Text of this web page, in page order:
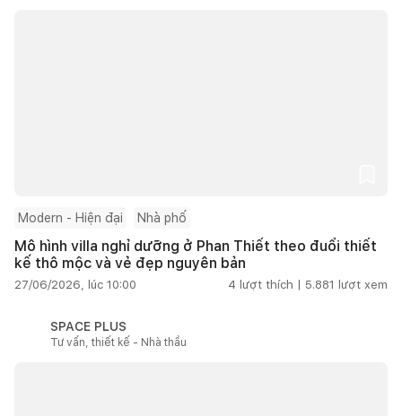
Modern - Hiện đại Nhà phố
Mô hình villa nghỉ dưỡng ở Phan Thiết theo đuổi thiết
kế thô mộc và vẻ đẹp nguyên bản
27/06/2026, lúc 10:00 4 lượt thích | 5.881 lượt xem
SPACE PLUS
Tư vấn, thiết kế - Nhà thầu